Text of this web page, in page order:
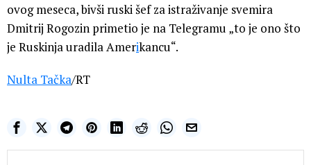
ovog meseca, bivši ruski šef za istraživanje svemira
Dmitrij Rogozin primetio je na Telegramu „to je ono što
je Ruskinja uradila Amerikancu“.
Nulta Tačka/RT